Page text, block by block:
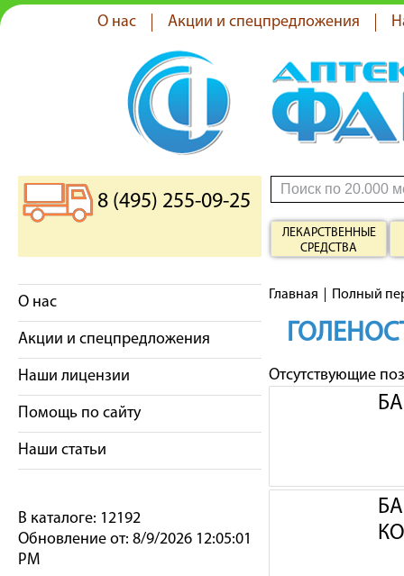
О нас Акции и спецпредложения
8 (495) 255-09-25
ЛЕКАРСТВЕННЫЕ
СРЕДСТВА
О нас
Акции и спецпредложения
Наши лицензии
Помощь по сайту
Наши статьи
В каталоге: 12192
Обновление от: 8/9/2026 12:05:01
PM
Главная Полный
Отсутствующие